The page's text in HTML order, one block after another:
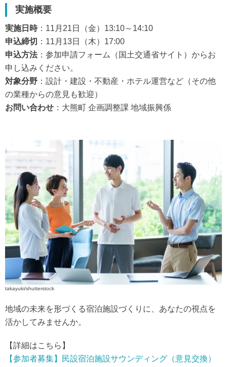
実施概要
実施日時：11月21日（金）13:10～14:10
申込締切 ：11月13日（木）17:00
申込方法：参加申請フォーム（国土交通省サイト）からお
申し込みください。
対象分野 ：設計・建設・不動産・ホテル運営など（その他
の業種からの意見も歓迎）
お問い合わせ ：大熊町 企画調整課 地域振興係
takayuki/shutterstock
地域の未来を形づくる宿泊施設づくりに、あなたの視点を
活かしてみませんか。
【詳細はこちら】
【参加者募集】民設宿泊施設サウンディング（意見交換）